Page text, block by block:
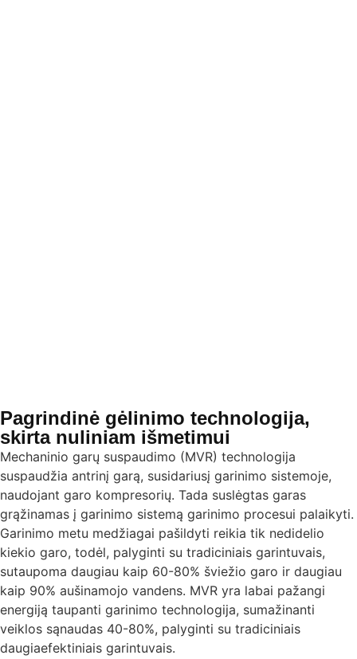
Pagrindinė gėlinimo technologija,
skirta nuliniam išmetimui
Mechaninio garų suspaudimo (MVR) technologija
suspaudžia antrinį garą, susidariusį garinimo sistemoje,
naudojant garo kompresorių. Tada suslėgtas garas
grąžinamas į garinimo sistemą garinimo procesui palaikyti.
Garinimo metu medžiagai pašildyti reikia tik nedidelio
kiekio garo, todėl, palyginti su tradiciniais garintuvais,
sutaupoma daugiau kaip 60-80% šviežio garo ir daugiau
kaip 90% aušinamojo vandens. MVR yra labai pažangi
energiją taupanti garinimo technologija, sumažinanti
veiklos sąnaudas 40-80%, palyginti su tradiciniais
daugiaefektiniais garintuvais.